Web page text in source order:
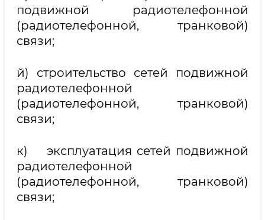
подвижной радиотелефонной
(радиотелефонной, транковой)
связи;
й) строительство сетей подвижной
радиотелефонной
(радиотелефонной, транковой)
связи;
к) эксплуатация сетей подвижной
радиотелефонной
(радиотелефонной, транковой)
связи;